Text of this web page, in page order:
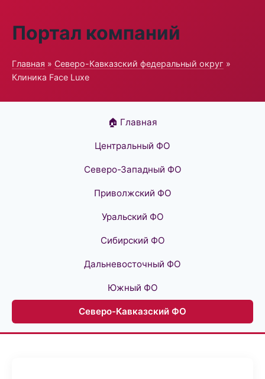
Портал компаний
Главная » Северо-Кавказский федеральный округ »
Клиника Face Luxe
🏠 Главная
Центральный ФО
Северо-Западный ФО
Приволжский ФО
Уральский ФО
Сибирский ФО
Дальневосточный ФО
Южный ФО
Северо-Кавказский ФО